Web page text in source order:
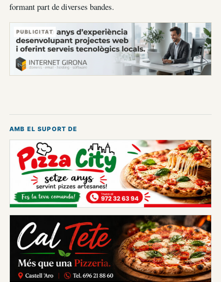
formant part de diverses bandes.
PUBLICITAT
AMB EL SUPORT DE